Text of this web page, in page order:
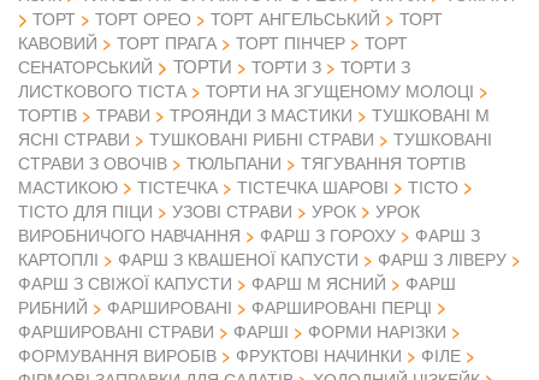
ТОРТ ТОРТ ОРЕО ТОРТ АНГЕЛЬСЬКИЙ
ТОРТ
КАВОВИЙ
ТОРТ ПРАГА ТОРТ ПІНЧЕР
ТОРТ
СЕНАТОРСЬКИЙ
ТОРТИ ТОРТИ З
ТОРТИ З
ЛИСТКОВОГО ТІСТА
ТОРТИ НА ЗГУЩЕНОМУ МОЛОЦІ
ТОРТІВ
ТРАВИ ТРОЯНДИ З МАСТИКИ
ТУШКОВАНІ М
ЯСНІ СТРАВИ
ТУШКОВАНІ РИБНІ СТРАВИ
ТУШКОВАНІ
СТРАВИ З ОВОЧІВ
ТЮЛЬПАНИ
ТЯГУВАННЯ ТОРТІВ
МАСТИКОЮ
ТІСТЕЧКА ТІСТЕЧКА ШАРОВІ
ТІСТО
ТІСТО ДЛЯ ПІЦИ
УЗОВІ СТРАВИ УРОК
УРОК
ВИРОБНИЧОГО НАВЧАННЯ
ФАРШ З ГОРОХУ
ФАРШ З
КАРТОПЛІ
ФАРШ З КВАШЕНОЇ КАПУСТИ
ФАРШ З ЛІВЕРУ
ФАРШ З СВІЖОЇ КАПУСТИ
ФАРШ М ЯСНИЙ
ФАРШ
РИБНИЙ
ФАРШИРОВАНІ
ФАРШИРОВАНІ ПЕРЦІ
ФАРШИРОВАНІ СТРАВИ
ФАРШІ
ФОРМИ НАРІЗКИ
ФОРМУВАННЯ ВИРОБІВ
ФРУКТОВІ НАЧИНКИ
ФІЛЕ